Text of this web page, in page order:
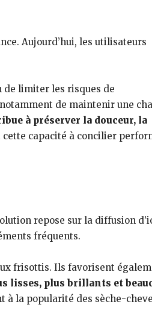
Aujourd’hui, les utilisateurs
de limiter les risques de
de maintenir une
à préserver la douceur, la
capacité à concilier
repose sur la diffusion
fréquents.
frisottis. Ils favorisent
lisses, plus brillants et
à la popularité des sèche-